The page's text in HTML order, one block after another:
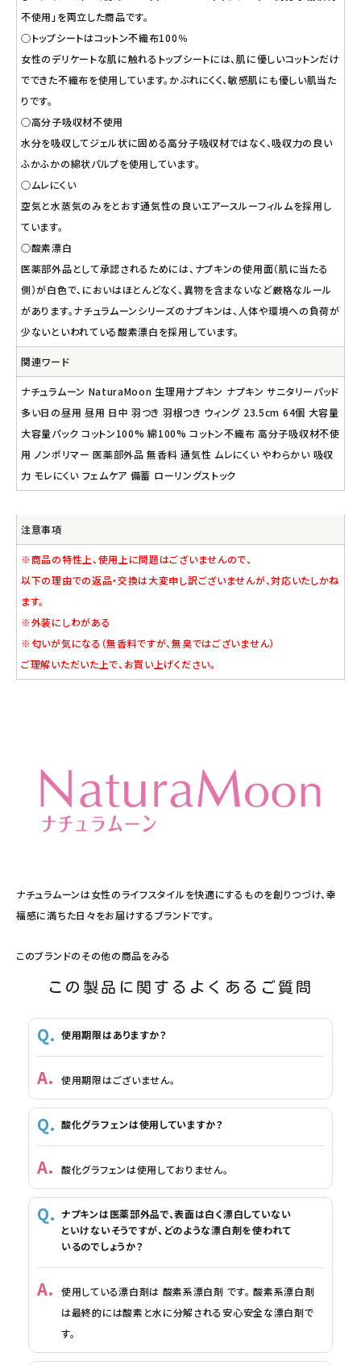
不使用」を両立した商品です。
○トップシートはコットン不織布100％
女性のデリケートな肌に触れるトップシートには、肌に優しいコットンだけ
でできた不織布を使用しています。かぶれにくく、敏感肌にも優しい肌当た
りです。
○高分子吸収材不使用
水分を吸収してジェル状に固める高分子吸収材ではなく、吸収力の良い
ふかふかの綿状パルプを使用しています。
○ムレにくい
空気と水蒸気のみをとおす通気性の良いエアースルーフィルムを採用し
ています。
○酸素漂白
医薬部外品として承認されるためには、ナプキンの使用面（肌に当たる
側）が白色で、においはほとんどなく、異物を含まないなど厳格なルール
があります。ナチュラムーンシリーズのナプキンは、人体や環境への負荷が
少ないといわれている酸素漂白を採用しています。
関連ワード
ナチュラムーン NaturaMoon 生理用ナプキン ナプキン サニタリーパッド
多い日の昼用 昼用 日中 羽つき 羽根つき ウィング 23.5cm 64個 大容量
大容量パック コットン100% 綿100% コットン不織布 高分子吸収材不使
用 ノンポリマー 医薬部外品 無香料 通気性 ムレにくい やわらかい 吸収
力 モレにくい フェムケア 備蓄 ローリングストック
注意事項
※商品の特性上、使用上に問題はございませんので、
以下の理由での返品・交換は大変申し訳ございませんが、対応いたしかね
ます。
※外装にしわがある
※匂いが気になる（無香料ですが、無臭ではございません）
ご理解いただいた上で、お買い上げください。
ナチュラムーンは女性のライフスタイルを快適にするものを創りつづけ、幸
福感に満ちた日々をお届けするブランドです。
このブランドのその他の商品をみる
この製品に関するよくあるご質問
使用期限はありますか？
使用期限はございません。
酸化グラフェンは使用していますか？
酸化グラフェンは使用しておりません。
ナプキンは医薬部外品で、表面は白く漂白していない
といけないそうですが、どのような漂白剤を使われて
いるのでしょうか？
使用している漂白剤は 酸素系漂白剤 です。 酸素系漂白剤
は最終的には酸素と水に分解される安心安全な漂白剤で
す。